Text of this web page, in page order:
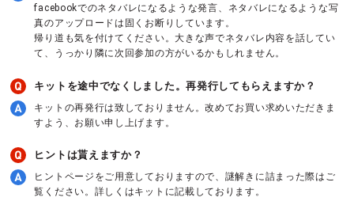
facebookでのネタバレになるような発言、ネタバレになるような写
真のアップロードは固くお断りしています。
帰り道も気を付けてください。大きな声でネタバレ内容を話してい
て、うっかり隣に次回参加の方がいるかもしれません。
キットを途中でなくしました。再発行してもらえますか？
キットの再発行は致しておりません。改めてお買い求めいただきま
すよう、お願い申し上げます。
ヒントは貰えますか？
ヒントページをご用意しておりますので、謎解きに詰まった際はご
覧ください。詳しくはキットに記載しております。